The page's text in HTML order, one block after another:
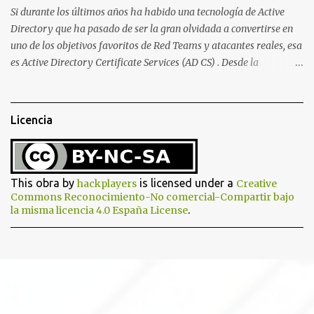
Si durante los últimos años ha habido una tecnología de Active
Directory que ha pasado de ser la gran olvidada a convertirse en
uno de los objetivos favoritos de Red Teams y atacantes reales, esa
es Active Directory Certificate Services (AD CS) . Desde la
Kerberoasting o un abuso de delegaciones. Ahora llega una nueva
elevación de privilegios que afecta a Microsoft Active Directory
Certificate Services y que, según Microsoft, permite que un usuario
autenticado eleve privilegios a través de la red debido a un
problema de autorización. La vulnerabilidad ha recibido una
puntuación CVSS 8.8 y ya dispone de un Proof of Concept público.
Lo interesante de Certighost no es únicamente la vulnerabilidad,
Licencia
This obra by hackplayers is licensed under a Creative
Commons Reconocimiento-No comercial-Compartir bajo
la misma licencia 4.0 España License.